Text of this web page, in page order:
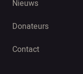
Nieuws
Donateurs
Contact